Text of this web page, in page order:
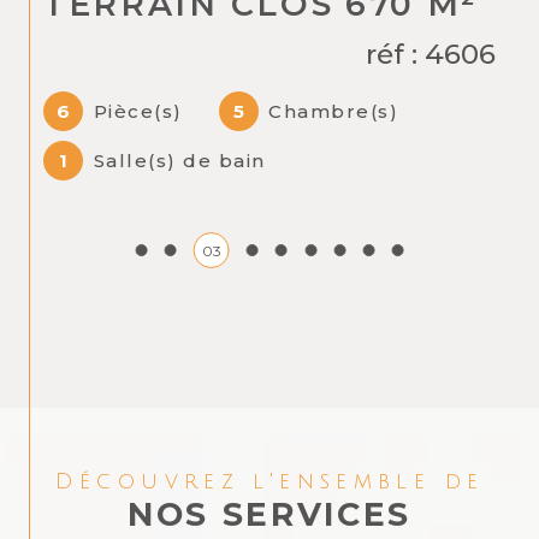
réf : 4606
6 Pièce(s) 5 Chambre(s)
1 Salle(s) de bain
03
Découvrez l'ensemble de
NOS SERVICES